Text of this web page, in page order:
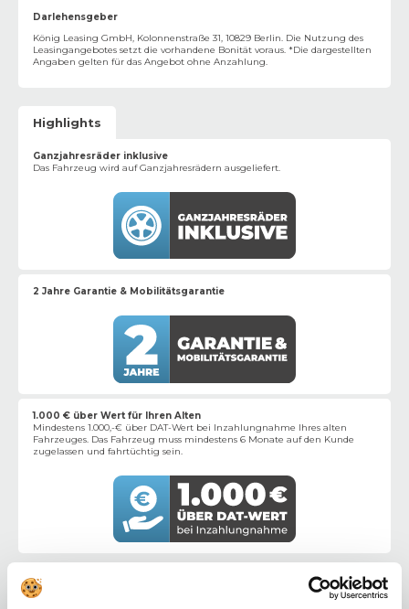
Darlehensgeber
König Leasing GmbH, Kolonnenstraße 31, 10829 Berlin. Die Nutzung des
Leasingangebotes setzt die vorhandene Bonität voraus. *Die dargestellten
Angaben gelten für das Angebot ohne Anzahlung.
Highlights
Ganzjahresräder inklusive
Das Fahrzeug wird auf Ganzjahresrädern ausgeliefert.
2 Jahre Garantie & Mobilitätsgarantie
1.000 € über Wert für Ihren Alten
Mindestens 1.000,-€ über DAT-Wert bei Inzahlungnahme Ihres alten
Fahrzeuges. Das Fahrzeug muss mindestens 6 Monate auf den Kunde
zugelassen und fahrtüchtig sein.
Fahrzeugdaten